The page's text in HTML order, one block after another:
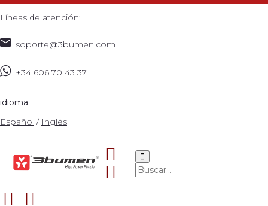
Líneas de atención:
soporte@3bumen.com
+34 606 70 43 37
idioma
Español / Inglés
1. Producto - Home